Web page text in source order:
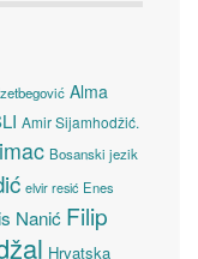
Alma
Amir Sijamhodžić.
Bosanski jezik
elvir resić Enes
Nanić Filip
Hrvatska